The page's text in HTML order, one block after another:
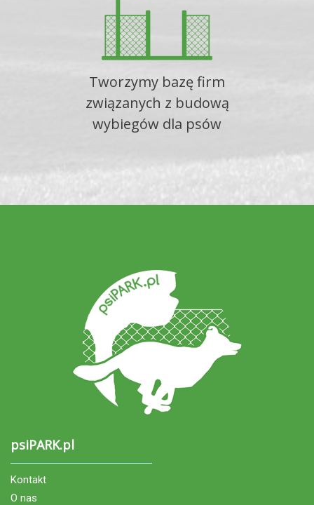
Tworzymy bazę firm
związanych z budową
wybiegów dla psów
psiPARK.pl
Kontakt
O nas